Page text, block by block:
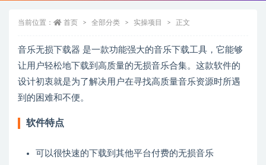
当前位置： 首页 全部分类 实操项目 正文
音乐无损下载器 是一款功能强大的音乐下载工具，它能够
让用户轻松地下载到高质量的无损音乐合集。这款软件的
设计初衷就是为了解决用户在寻找高质量音乐资源时所遇
到的困难和不便。
软件特点
可以很快速的下载到其他平台付费的无损音乐